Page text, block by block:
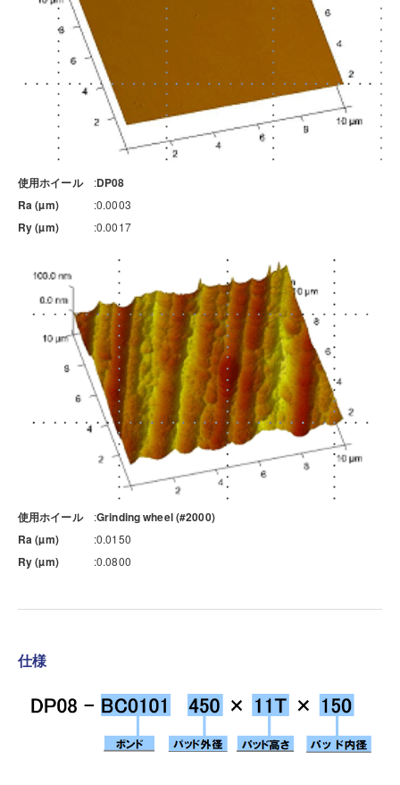
使用ホイール
DP08
Ra (µm)
0.0003
Ry (µm) 0.0017
使用ホイール
Grinding wheel (#2000)
Ra (µm)
0.0150
Ry (µm) 0.0800
仕様